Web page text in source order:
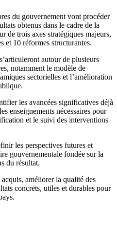
du gouvernement vont procéder
obtenus dans le cadre de la
de trois axes stratégiques majeurs,
et 10 réformes structurantes.
autour de plusieurs
notamment le modèle de
sectorielles et l’amélioration
les avancées significatives déjà
enseignements nécessaires pour
et le suivi des interventions
les perspectives futures et
gouvernementale fondée sur la
du résultat.
améliorer la qualité des
concrets, utiles et durables pour